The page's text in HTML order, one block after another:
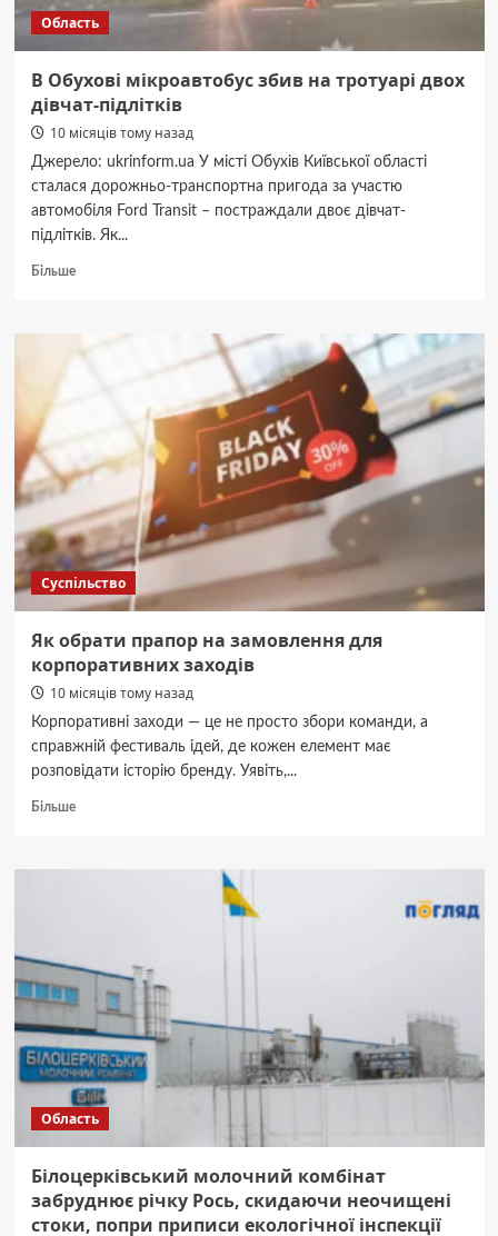
Область
В Обухові мікроавтобус збив на тротуарі двох
дівчат-підлітків
10 місяців тому назад
Джерело: ukrinform.ua У місті Обухів Київської області
сталася дорожньо-транспортна пригода за участю
автомобіля Ford Transit – постраждали двоє дівчат-
підлітків. Як...
БільшеДокладніше
Обухові
мікроавтобус
дівчат-
підлітків
Суспільство
Як обрати прапор на замовлення для
корпоративних заходів
10 місяців тому назад
Корпоративні заходи — це не просто збори команди, а
справжній фестиваль ідей, де кожен елемент має
розповідати історію бренду. Уявіть,...
БільшеДокладніше
обрати
корпоративних
заходів
Область
Білоцерківський молочний комбінат
забруднює річку Рось, скидаючи неочищені
стоки, попри приписи екологічної інспекції